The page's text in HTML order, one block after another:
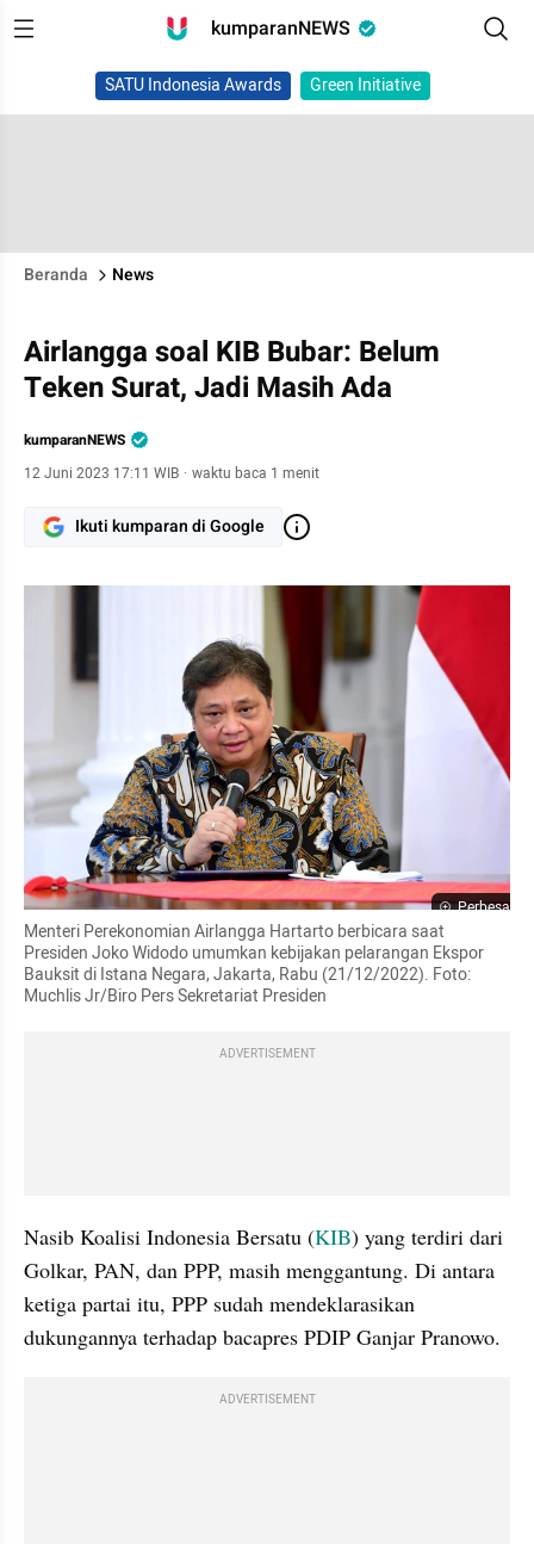
kumparanNEWS
SATU Indonesia Awards Green Initiative
Beranda News
Airlangga soal KIB Bubar: Belum
Teken Surat, Jadi Masih Ada
kumparanNEWS
12 Juni 2023 17:11 WIB · waktu baca 1 menit
Ikuti kumparan di Google
Perbesar
Menteri Perekonomian Airlangga Hartarto berbicara saat
Presiden Joko Widodo umumkan kebijakan pelarangan Ekspor
Bauksit di Istana Negara, Jakarta, Rabu (21/12/2022). Foto:
Muchlis Jr/Biro Pers Sekretariat Presiden
ADVERTISEMENT
Nasib Koalisi Indonesia Bersatu (KIB) yang terdiri dari
Golkar, PAN, dan PPP, masih menggantung. Di antara
ketiga partai itu, PPP sudah mendeklarasikan
dukungannya terhadap bacapres PDIP Ganjar Pranowo.
ADVERTISEMENT